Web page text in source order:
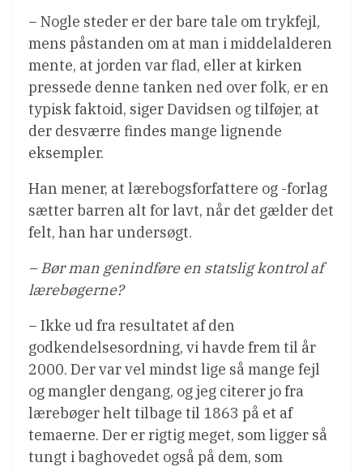
– Nogle steder er der bare tale om trykfejl,
mens påstanden om at man i middelalderen
mente, at jorden var flad, eller at kirken
pressede denne tanken ned over folk, er en
typisk faktoid, siger Davidsen og tilføjer, at
der desværre findes mange lignende
eksempler.
Han mener, at lærebogsforfattere og -forlag
sætter barren alt for lavt, når det gælder det
felt, han har undersøgt.
– Bør man genindføre en statslig kontrol af
lærebøgerne?
– Ikke ud fra resultatet af den
godkendelsesordning, vi havde frem til år
2000. Der var vel mindst lige så mange fejl
og mangler dengang, og jeg citerer jo fra
lærebøger helt tilbage til 1863 på et af
temaerne. Der er rigtig meget, som ligger så
tungt i baghovedet også på dem, som